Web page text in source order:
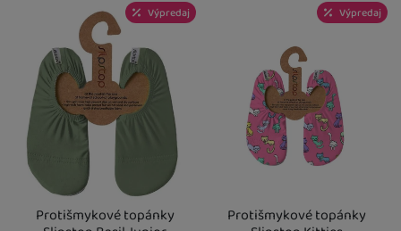
Osobný odber
Výpredaj
Protišmykové topánky
Výpredaj
Protišmykové topánky